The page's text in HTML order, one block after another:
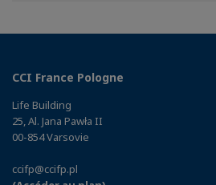
CCI France Pologne
Life Building
25, Al. Jana Pawła II
00-854 Varsovie
ccifp@ccifp.pl